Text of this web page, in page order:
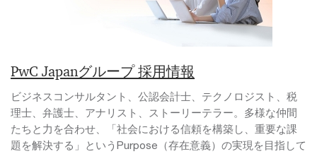
PwC Japanグループ 採用情報
ビジネスコンサルタント、公認会計士、テクノロジスト、税
理士、弁護士、アナリスト、ストーリーテラー。多様な仲間
たちと力を合わせ、「社会における信頼を構築し、重要な課
題を解決する」というPurpose（存在意義）の実現を目指して